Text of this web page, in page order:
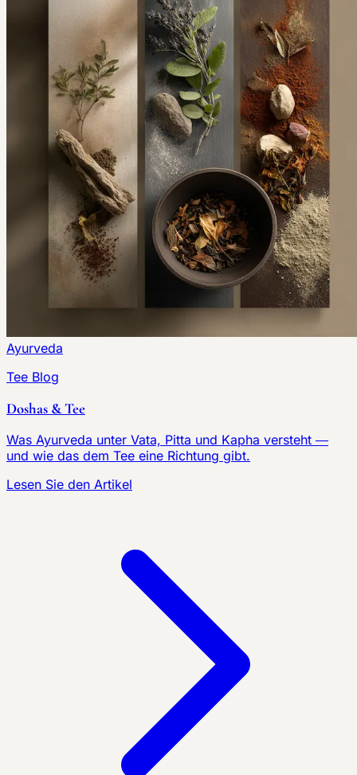
Ayurveda
Tee Blog
Doshas & Tee
Was Ayurveda unter Vata, Pitta und Kapha versteht —
und wie das dem Tee eine Richtung gibt.
Lesen Sie den Artikel